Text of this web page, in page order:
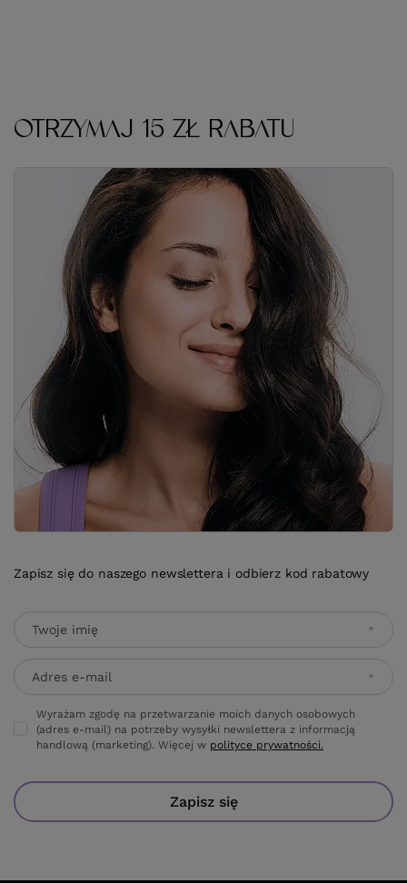
OTRZYMAJ 15 ZŁ RABATU
Zapisz się do naszego newslettera i odbierz kod rabatowy
Twoje imię
Adres e-mail
Wyrażam zgodę na przetwarzanie moich danych osobowych
(adres e-mail) na potrzeby wysyłki newslettera z informacją
handlową (marketing). Więcej w polityce prywatności.
Zapisz się